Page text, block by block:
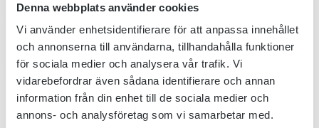
Denna webbplats använder cookies
Vi använder enhetsidentifierare för att anpassa innehållet
och annonserna till användarna, tillhandahålla funktioner
för sociala medier och analysera vår trafik. Vi
vidarebefordrar även sådana identifierare och annan
information från din enhet till de sociala medier och
annons- och analysföretag som vi samarbetar med.